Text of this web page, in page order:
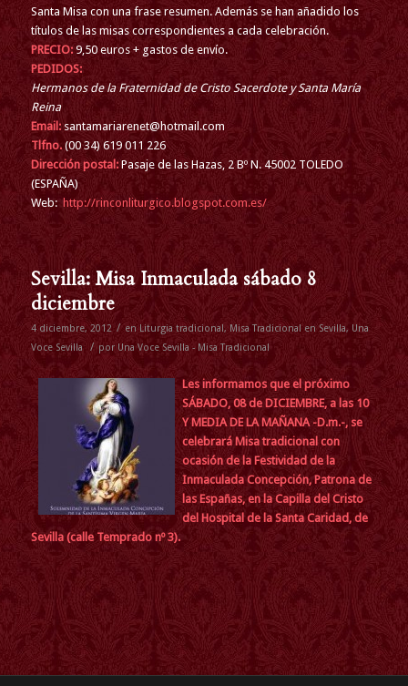
Santa Misa con una frase resumen. Además se han añadido los
títulos de las misas correspondientes a cada celebración.
PRECIO:9,50 euros + gastos de envío.
PEDIDOS:
Hermanos de la Fraternidad de Cristo Sacerdote y Santa María
Reina
Email:santamariarenet@hotmail.com
Tlfno.(00 34) 619 011 226
Dirección postal:Pasaje de las Hazas, 2 Bº N. 45002 TOLEDO
(ESPAÑA)
Web: http://rinconliturgico.blogspot.com.es/
Sevilla: Misa Inmaculada sábado 8
diciembre
4 diciembre, 2012 / en Liturgia tradicional,Misa Tradicional en Sevilla, Una
Voce Sevilla
/ por Una Voce Sevilla - Misa Tradicional
Les informamos que el próximo
SÁBADO,08 de DICIEMBRE, a las 10
Y MEDIA DE LA MAÑANA-D.m.-, se
celebrará Misa tradicional con
ocasión de la Festividad de la
Inmaculada Concepción, Patrona de
las Españas, en la Capilla del Cristo
del Hospital de la Santa Caridad, de
Sevilla (calle Temprado nº 3).